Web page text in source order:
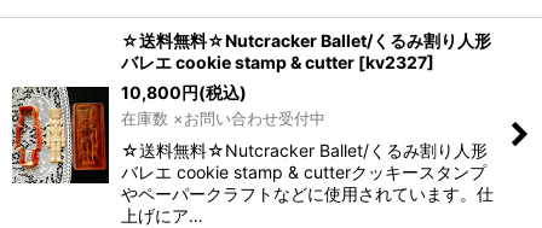
☆送料無料☆Nutcracker Ballet/くるみ割り人形
バレエ cookie stamp & cutter [kv2327]
10,800円(税込)
在庫数 ×お問い合わせ受付中
☆送料無料☆Nutcracker Ballet/くるみ割り人形
バレエ cookie stamp & cutterクッキースタンプ
やペーパークラフトなどに使用されています。仕
上げにア…